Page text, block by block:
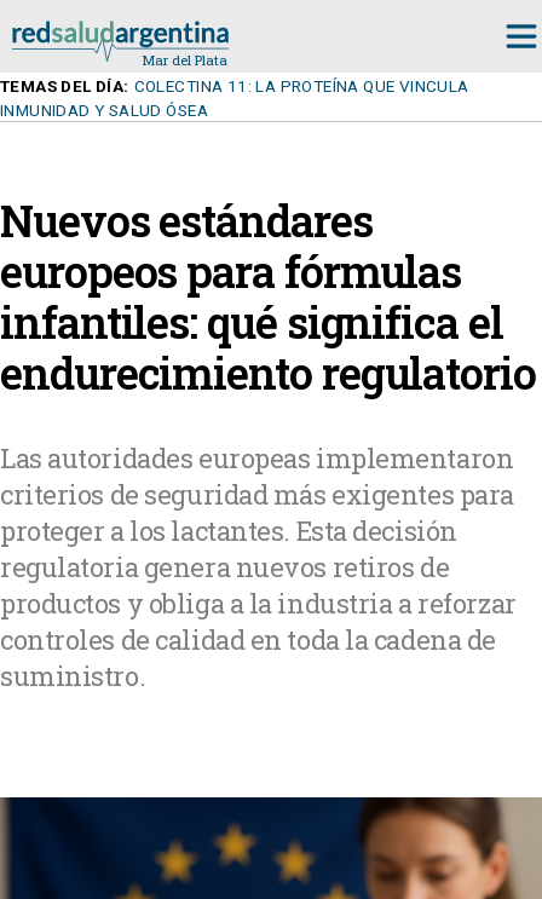
TEMAS DEL DÍA: COLECTINA 11: LA PROTEÍNA QUE VINCULA
INMUNIDAD Y SALUD ÓSEA
Nuevos estándares
europeos para fórmulas
infantiles: qué significa el
endurecimiento regulatorio
Las autoridades europeas implementaron
criterios de seguridad más exigentes para
proteger a los lactantes. Esta decisión
regulatoria genera nuevos retiros de
productos y obliga a la industria a reforzar
controles de calidad en toda la cadena de
suministro.